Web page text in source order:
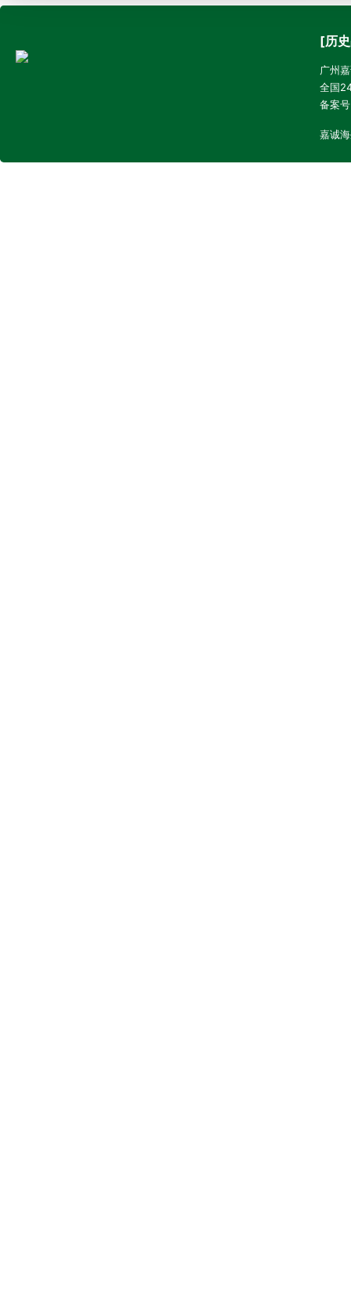
[历
广州
全国
备案
嘉诚